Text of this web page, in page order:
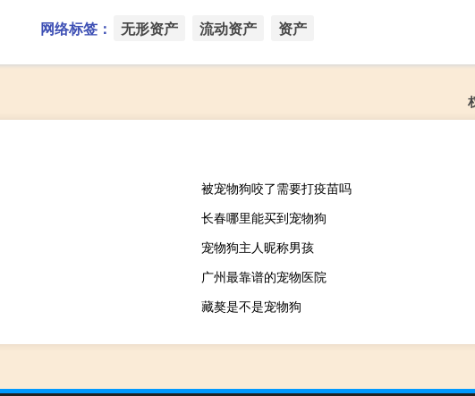
网络标签： 无形资产 流动资产 资产
被宠物狗咬了需要打疫苗吗
长春哪里能买到宠物狗
宠物狗主人昵称男孩
广州最靠谱的宠物医院
藏獒是不是宠物狗